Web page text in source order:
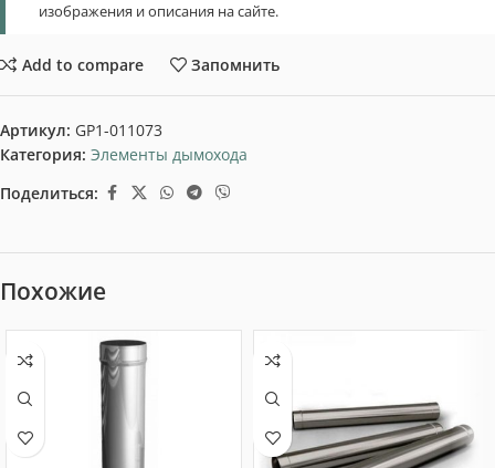
изображения и описания на сайте.
Add to compare Запомнить
Артикул: GP1-011073
Категория: Элементы дымохода
Поделиться:
Похожие